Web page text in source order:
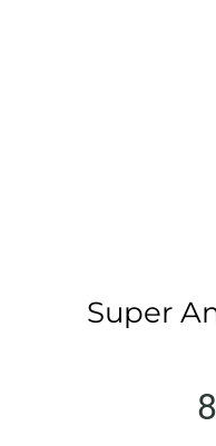
Super